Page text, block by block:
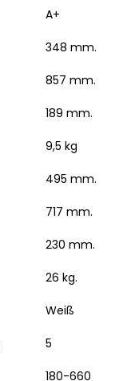
A+
348 mm.
857 mm.
189 mm.
9,5 kg
495 mm.
717 mm.
230 mm.
26 kg.
Weiß
5
180-660